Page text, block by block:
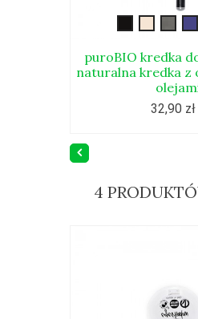
puroBIO kredka
naturalna kredka z
32,90 zł
4